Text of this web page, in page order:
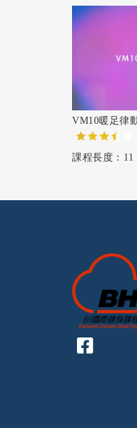
VM10暖足律
課程長度：11